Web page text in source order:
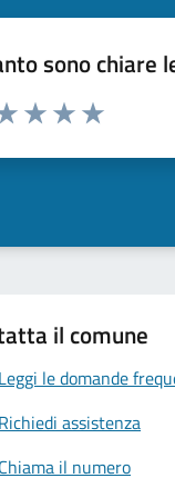
sono chiare
da 1 a 5 stelle la pagina
il comune
Leggi le domande
Richiedi assistenza
Chiama il numero